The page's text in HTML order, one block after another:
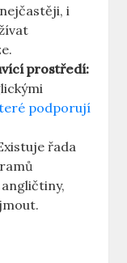
i
prostředí:
podporují
řada